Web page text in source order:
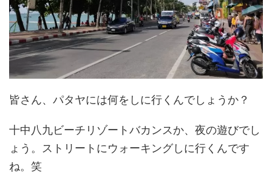
皆さん、パタヤには何をしに行くんでしょうか？
十中八九ビーチリゾートバカンスか、夜の遊びでし
ょう。ストリートにウォーキングしに行くんです
ね。笑